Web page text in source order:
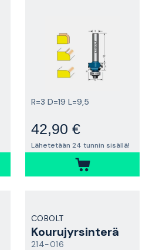
R=3 D=19 L=9,5
42,90 €
Lähetetään 24 tunnin sisällä!
COBOLT
Kourujyrsinterä
214-016